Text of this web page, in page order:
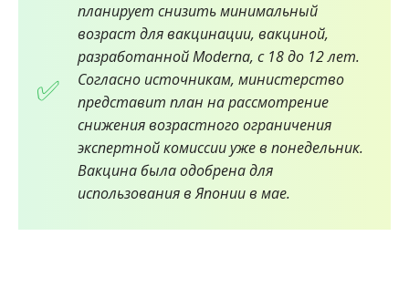
планирует снизить минимальный
возраст для вакцинации, вакциной,
разработанной Moderna, с 18 до 12 лет.
Согласно источникам, министерство
представит план на рассмотрение
снижения возрастного ограничения
экспертной комиссии уже в понедельник.
Вакцина была одобрена для
использования в Японии в мае.